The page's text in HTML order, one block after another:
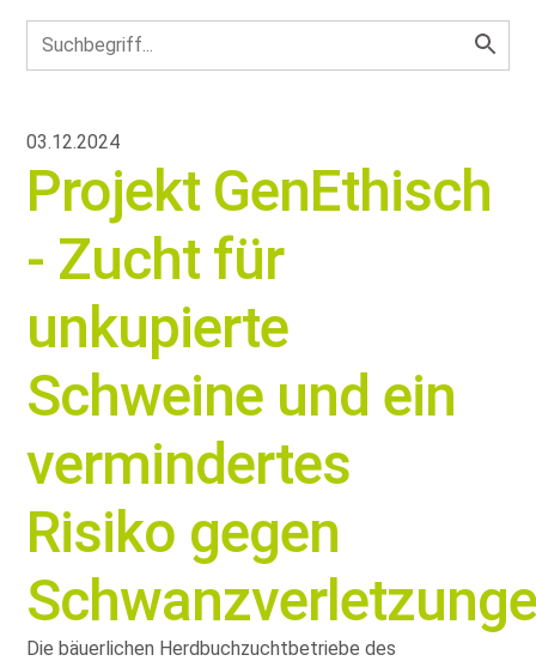
03.12.2024
Projekt GenEthisch
- Zucht für
unkupierte
Schweine und ein
vermindertes
Risiko gegen
Die bäuerlichen Herdbuchzuchtbetriebe des